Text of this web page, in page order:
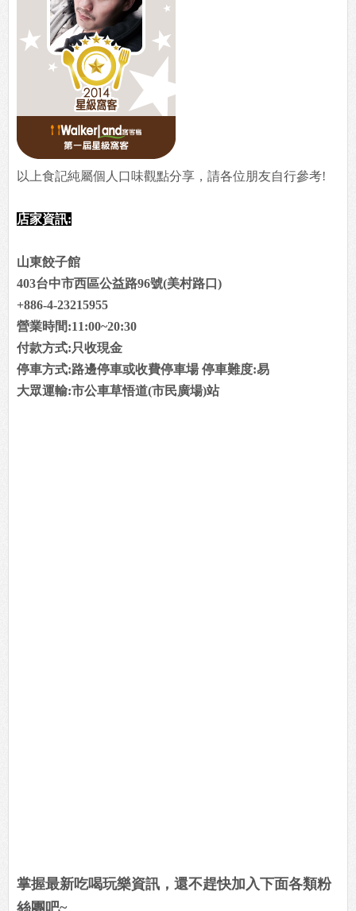
以上食記純屬個人口味觀點分享，請各位朋友自行參考!
店家資訊:
山東餃子館
403台中市西區公益路96號(美村路口)
+886-4-23215955
營業時間:11:00~20:30
付款方式:只收現金
停車方式:路邊停車或收費停車場 停車難度:易
大眾運輸:市公車草悟道(市民廣場)站
掌握最新吃喝玩樂資訊，還不趕快加入下面各類粉